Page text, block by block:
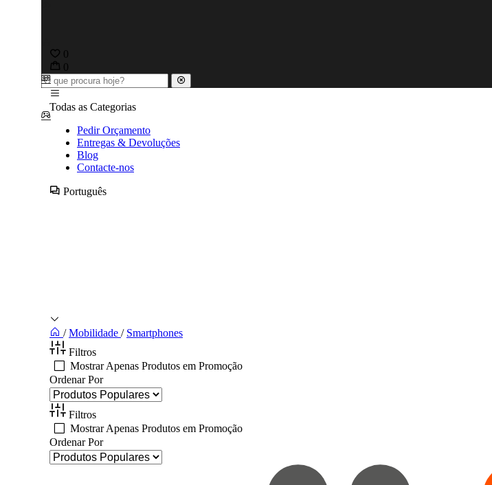
0
0
Todas as Categorias
Pedir Orçamento
Entregas & Devoluções
Blog
Contacte-nos
Português
/ Mobilidade / Smartphones
Filtros
Mostrar Apenas Produtos em Promoção
Ordenar Por
Filtros
Mostrar Apenas Produtos em Promoção
Ordenar Por